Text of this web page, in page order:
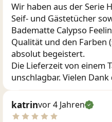
Wir haben aus der Serie
Seif- und Gästetücher
Badematte Calypso
Qualität und den Farben
absolut begeistert.
Die Lieferzeit von einem
unschlagbar. Vielen Dank
katrinvor 4 Jahren